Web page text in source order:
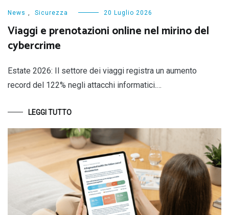
News , Sicurezza 20 Luglio 2026
Viaggi e prenotazioni online nel mirino del
cybercrime
Estate 2026: Il settore dei viaggi registra un aumento
record del 122% negli attacchi informatici.…
LEGGI TUTTO